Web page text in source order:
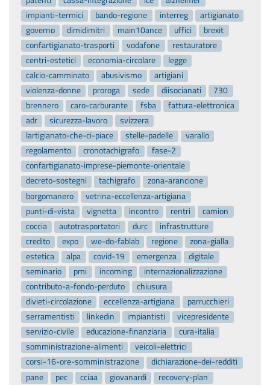
impianti-termici
bando-regione interreg
artigianato
governo
dimidimitri main10ance uffici
brexit
confartigianato-trasporti
vodafone
restauratore
centri-estetici
economia-circolare
legge
calcio-camminato
abusivismo
artigiani
violenza-donne
proroga sede diisocianati
730
brennero
caro-carburante fsba
fattura-elettronica
adr
sicurezza-lavoro
svizzera
lartigianato-che-ci-piace
stelle-padelle
varallo
regolamento
cronotachigrafo
fase-2
confartigianato-imprese-piemonte-orientale
decreto-sostegni
tachigrafo
zona-arancione
borgomanero
vetrina-eccellenza-artigiana
punti-di-vista
vignetta incontro rentri
camion
coccia
autotrasportatori durc
infrastrutture
credito
expo we-do-fablab regione
zona-gialla
estetica
alpa covid-19 emergenza
digitale
seminario
pmi incoming
internazionalizzazione
contributo-a-fondo-perduto
chiusura
divieti-circolazione
eccellenza-artigiana
parrucchieri
serramentisti
linkedin impiantisti
vicepresidente
servizio-civile
educazione-finanziaria
cura-italia
somministrazione-alimenti
veicoli-elettrici
corsi-16-ore-somministrazione
dichiarazione-dei-redditi
pane
pec cciaa giovanardi
recovery-plan